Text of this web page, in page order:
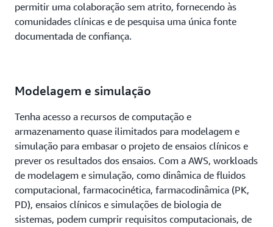
permitir uma colaboração sem atrito, fornecendo às
comunidades clínicas e de pesquisa uma única fonte
documentada de confiança.
Modelagem e simulação
Tenha acesso a recursos de computação e
armazenamento quase ilimitados para modelagem e
simulação para embasar o projeto de ensaios clínicos e
prever os resultados dos ensaios. Com a AWS, workloads
de modelagem e simulação, como dinâmica de fluidos
computacional, farmacocinética, farmacodinâmica (PK,
PD), ensaios clínicos e simulações de biologia de
sistemas, podem cumprir requisitos computacionais, de